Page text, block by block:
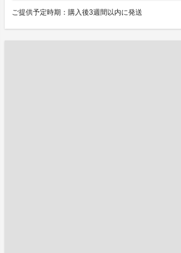
ご提供予定時期：購入後3週間以内に発送